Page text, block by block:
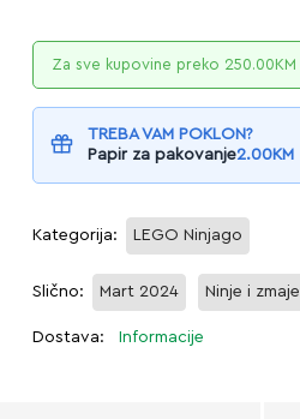
Za sve kupovine preko 250.00KM
TREBA VAM POKLON?
Papir za pakovanje2.00KM
Kategorija: LEGO Ninjago
Slično: Mart 2024 Ninje i
Dostava: Informacije